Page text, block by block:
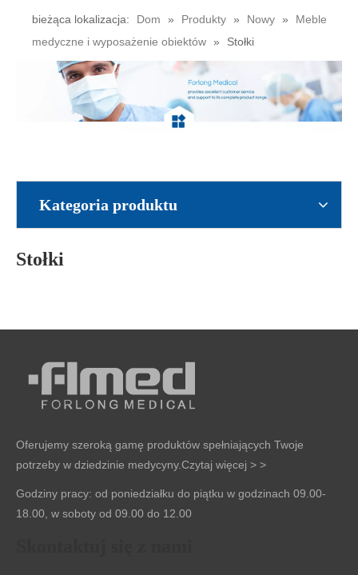
bieżąca lokalizacja: Dom » Produkty » Nowy »
Meble
medyczne i wyposażenie obiektów » Stołki
Kategoria produktu
Stołki
Oferujemy szeroką gamę produktów spełniających Twoje
potrzeby w dziedzinie medycyny.Czytaj więcej > >
Godziny pracy: od poniedziałku do piątku w godzinach 09.00-
18.00, w soboty od 09.00 do 12.00